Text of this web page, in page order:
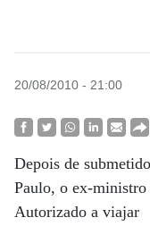
20/08/2010 - 21:00
Depois de
Paulo, o ex-ministro
Autorizado a viajar